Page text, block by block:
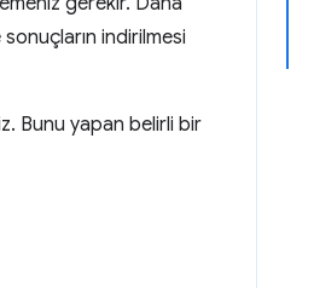
indirilmesi
Bunu yapan belirli bir